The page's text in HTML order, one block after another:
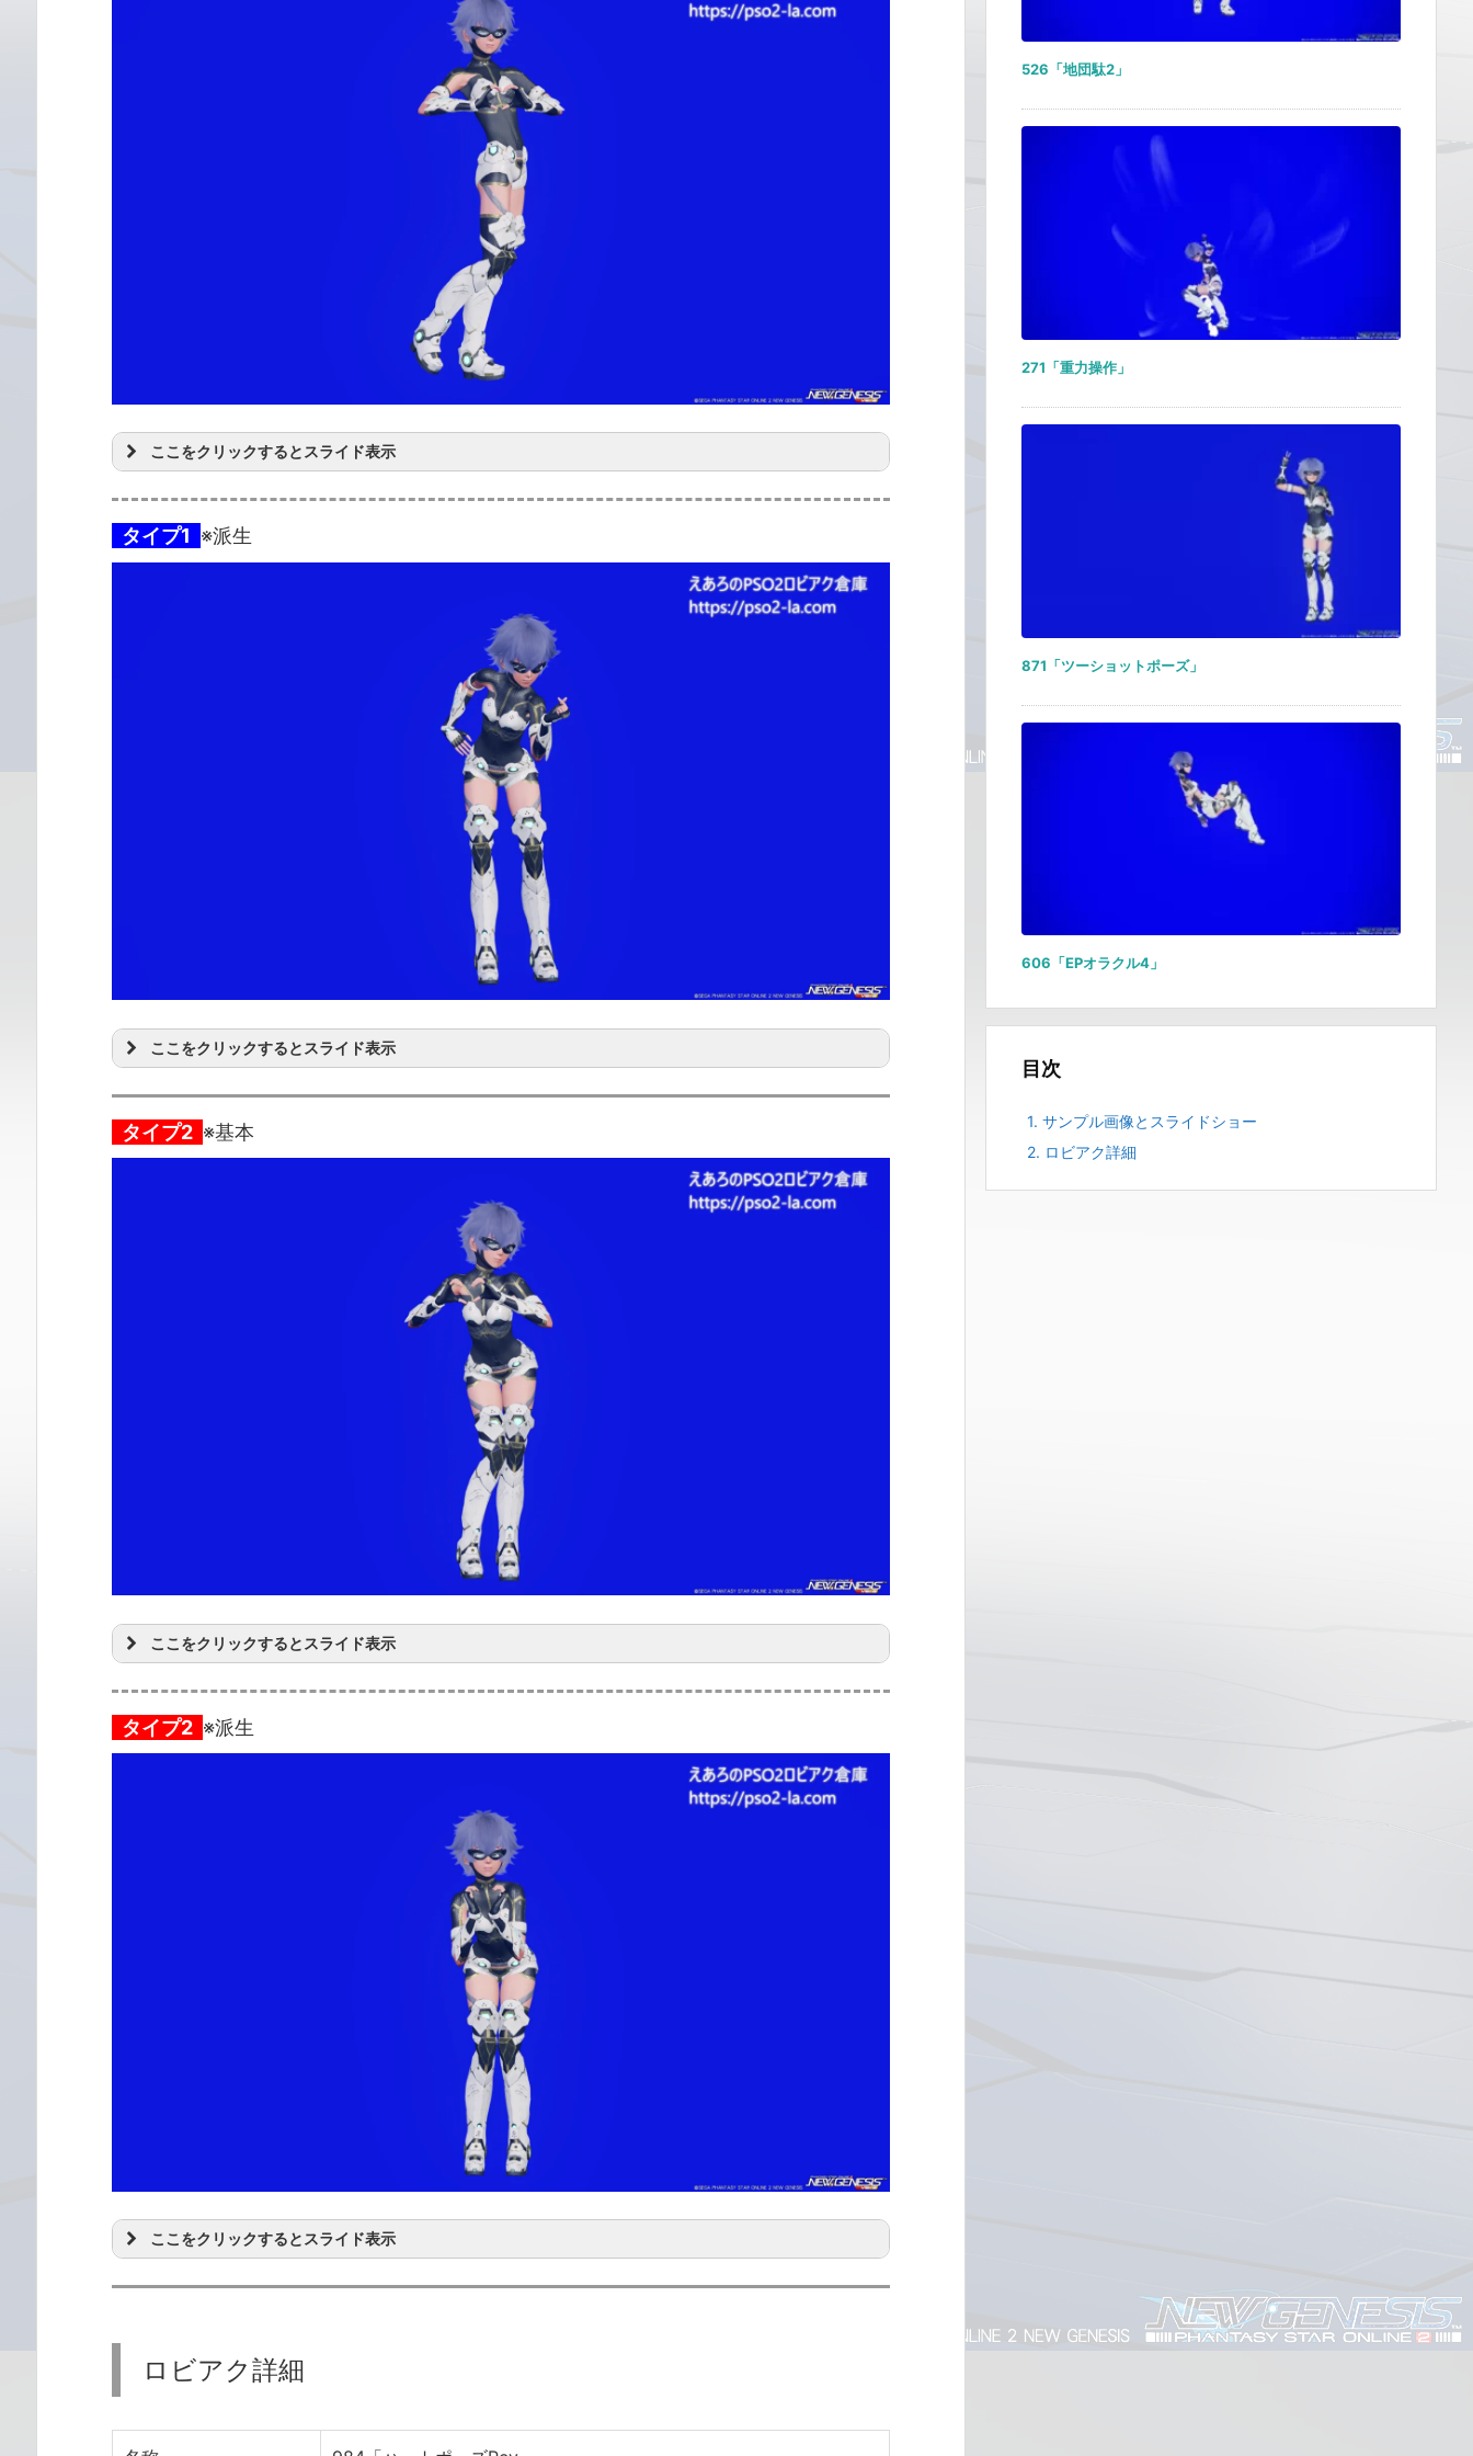
ここをクリックするとスライド表示
タイプ1 ※派生
ここをクリックするとスライド表示
タイプ2 ※基本
ここをクリックするとスライド表示
タイプ2 ※派生
ここをクリックするとスライド表示
ロビアク詳細
526「地団駄2」
271「重力操作」
871「ツーショットポーズ」
606「EPオラクル4」
目次
1. サンプル画像とスライドショー
2. ロビアク詳細